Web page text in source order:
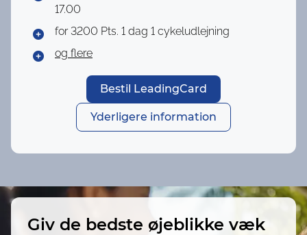
17.00
for 3200 Pts. 1 dag 1 cykeludlejning
og flere
Bestil LeadingCard
Yderligere information
Giv de bedste øjeblikke væk